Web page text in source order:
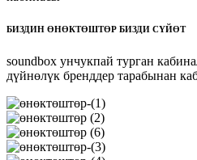
БИЗДИН ӨНӨКТӨШТӨР БИЗДИ СҮЙӨТ
soundbox унчукпай турган
дүйнөлүк бренддер тарабынан